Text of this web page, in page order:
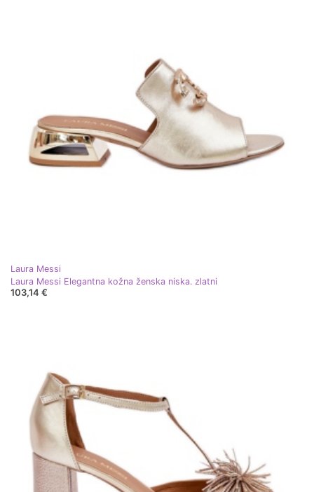
Laura Messi
Laura Messi Elegantna kožna ženska niska. zlatni
103,14 €